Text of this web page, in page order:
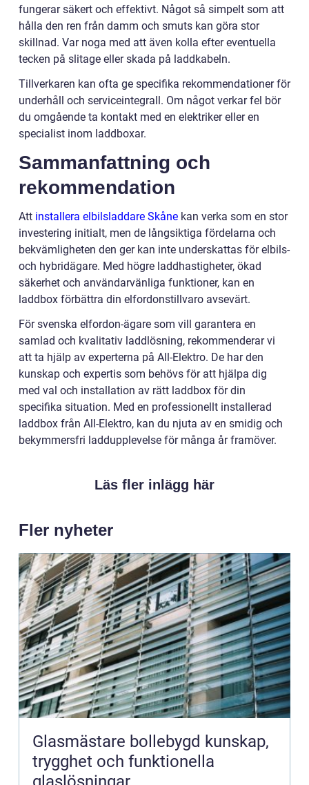
fungerar säkert och effektivt. Något så simpelt som att
hålla den ren från damm och smuts kan göra stor
skillnad. Var noga med att även kolla efter eventuella
tecken på slitage eller skada på laddkabeln.
Tillverkaren kan ofta ge specifika rekommendationer för
underhåll och serviceintegrall. Om något verkar fel bör
du omgående ta kontakt med en elektriker eller en
specialist inom laddboxar.
Sammanfattning och
rekommendation
Att installera elbilsladdare Skåne kan verka som en stor
investering initialt, men de långsiktiga fördelarna och
bekvämligheten den ger kan inte underskattas för elbils-
och hybridägare. Med högre laddhastigheter, ökad
säkerhet och användarvänliga funktioner, kan en
laddbox förbättra din elfordonstillvaro avsevärt.
För svenska elfordon-ägare som vill garantera en
samlad och kvalitativ laddlösning, rekommenderar vi
att ta hjälp av experterna på All-Elektro. De har den
kunskap och expertis som behövs för att hjälpa dig
med val och installation av rätt laddbox för din
specifika situation. Med en professionellt installerad
laddbox från All-Elektro, kan du njuta av en smidig och
bekymmersfri laddupplevelse för många år framöver.
Läs fler inlägg här
Fler nyheter
Glasmästare bollebygd kunskap,
trygghet och funktionella